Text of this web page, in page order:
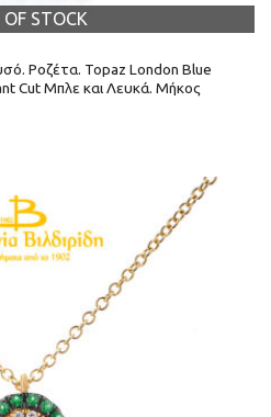
STOCK
Ροζέτα. Topaz London Blue
Cut Μπλε και Λευκά. Μήκος